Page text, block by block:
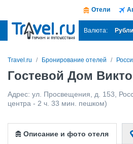
Отели
Валюта:
Travel.ru Бронирование отелей
Гостевой Дом
Адрес: ул. Просвещения, д. 153
центра - 2 ч. 33 мин. пешком)
Описание и фото отеля